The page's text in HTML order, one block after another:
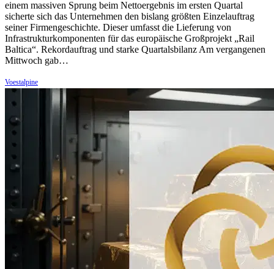
einem massiven Sprung beim Nettoergebnis im ersten Quartal
sicherte sich das Unternehmen den bislang größten Einzelauftrag
seiner Firmengeschichte. Dieser umfasst die Lieferung von
Infrastrukturkomponenten für das europäische Großprojekt „Rail
Baltica“. Rekordauftrag und starke Quartalsbilanz Am vergangenen
Mittwoch gab…
Voestalpine